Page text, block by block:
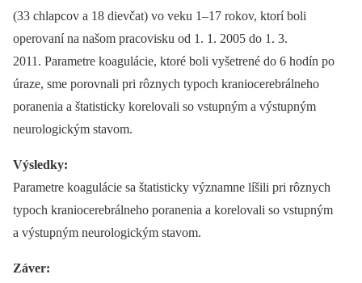
(33 chlapcov a 18 dievčat) vo veku 1–17 rokov, ktorí boli
operovaní na našom pracovisku od 1. 1. 2005 do 1. 3.
2011. Parametre koagulácie, ktoré boli vyšetrené do 6 hodín po
úraze, sme porovnali pri rôznych typoch kraniocerebrálneho
poranenia a štatisticky korelovali so vstupným a výstupným
neurologickým stavom.
Výsledky:
Parametre koagulácie sa štatisticky významne líšili pri rôznych
typoch kraniocerebrálneho poranenia a korelovali so vstupným
a výstupným neurologickým stavom.
Záver: